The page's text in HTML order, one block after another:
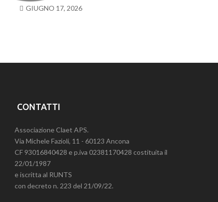
GIUGNO 17, 2026
CONTATTI
Associazione Claet APS.
Via Michele Fazioli, 11 - 60123 Ancona
CF 93016840428 e p.iva 02381170428 costituita il
22/01/1987
e iscritta al RUNTS
con decreto n. 223 del 21/09/22.